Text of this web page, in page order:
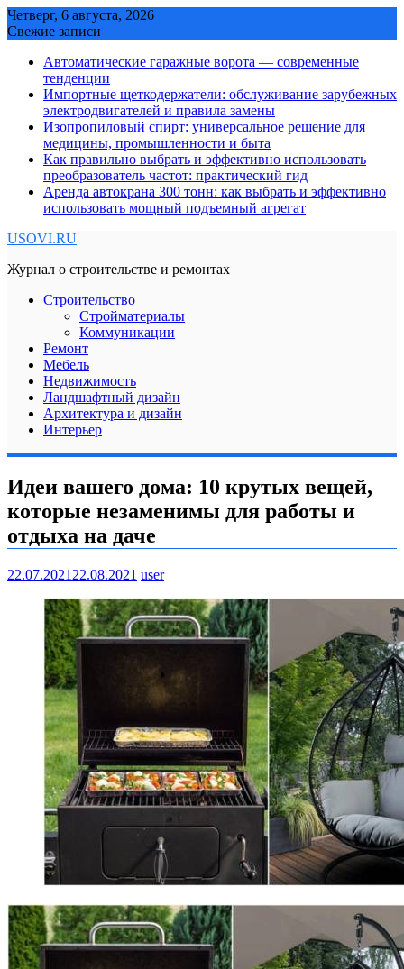
Skip
to
Четверг, 6 августа, 2026
Свежие записи
Автоматические гаражные ворота — современные
тенденции
Импортные щеткодержатели: обслуживание зарубежных
электродвигателей и правила замены
Изопропиловый спирт: универсальное решение для
медицины, промышленности и быта
Как правильно выбрать и эффективно использовать
преобразователь частот: практический гид
Аренда автокрана 300 тонн: как выбрать и эффективно
использовать мощный подъемный агрегат
USOVI.RU
Журнал о строительстве и ремонтах
Строительство
Стройматериалы
Коммуникации
Ремонт
Мебель
Недвижимость
Ландшафтный дизайн
Архитектура и дизайн
Интерьер
Идеи вашего дома: 10 крутых вещей,
которые незаменимы для работы и
отдыха на даче
22.07.2021 22.08.2021 user